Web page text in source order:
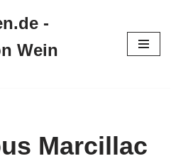
-
Wein
Marcillac